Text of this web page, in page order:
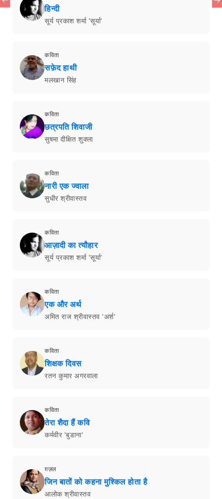
हिन्दी
सूर्य प्रकाश शर्मा 'सूर्या'
कविता
सफ़ेद हाथी
मलखान सिंह
कविता
छत्रपति शिवाजी
सुषमा दीक्षित शुक्ला
कविता
नारी एक ज्वाला
सुधीर श्रीवास्तव
कविता
आज़ादी का त्यौहार
सूर्य प्रकाश शर्मा 'सूर्या'
कविता
एक और अर्थ
अमित राज श्रीवास्तव 'अर्श'
कविता
शिक्षक दिवस
रतन कुमार अगरवाला
कविता
तेरा शैदा हैं कवि
कर्मवीर 'बुडाना'
ग़ज़ल
जिन बातों को कहना मुश्किल होता है
आलोक श्रीवास्तव